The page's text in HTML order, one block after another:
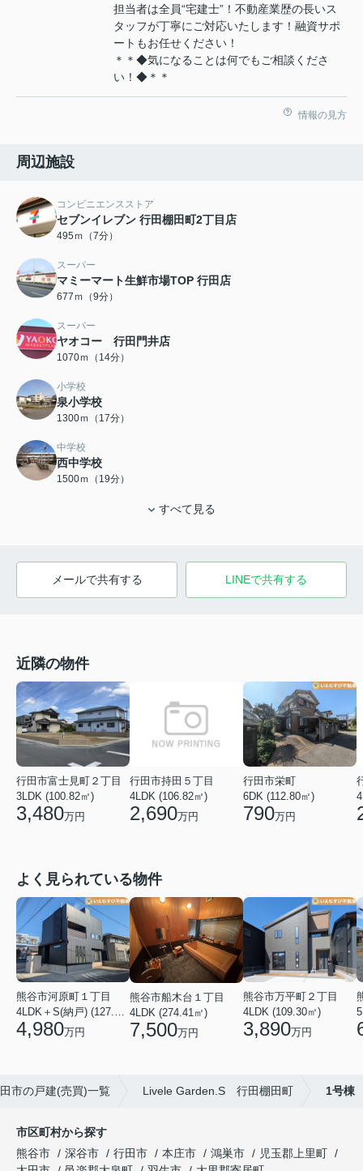
担当者は全員“宅建士”！不動産業歴の長いス
タッフが丁寧にご対応いたします！融資サポ
ートもお任せください！
＊＊◆気になることは何でもご相談くださ
い！◆＊＊
情報の見方
周辺施設
コンビニエンスストア
セブンイレブン 行田棚田町2丁目店
495ｍ（7分）
スーパー
マミーマート生鮮市場TOP 行田店
677ｍ（9分）
スーパー
ヤオコー 行田門井店
1070ｍ（14分）
小学校
泉小学校
1300ｍ（17分）
中学校
西中学校
1500ｍ（19分）
すべて見る
メールで共有する LINEで共有する
近隣の物件
行田市富士見町２丁目
3LDK (100.82㎡)
3,480万円
行田市持田５丁目
4LDK (106.82㎡)
2,690万円
行田市栄町
6DK (112.80㎡)
790万円
よく見られている物件
熊谷市河原町１丁目
4LDK＋S(納戸) (127.30㎡)
4,980万円
熊谷市船木台１丁目
4LDK (274.41㎡)
7,500万円
熊谷市万平町２丁目
4LDK (109.30㎡)
3,890万円
市の戸建(売買)一覧 Livele Garden.S 行田棚田町 1号棟
市区町村から探す
熊谷市
深谷市 行田市 本庄市 鴻巣市
児玉郡上里町